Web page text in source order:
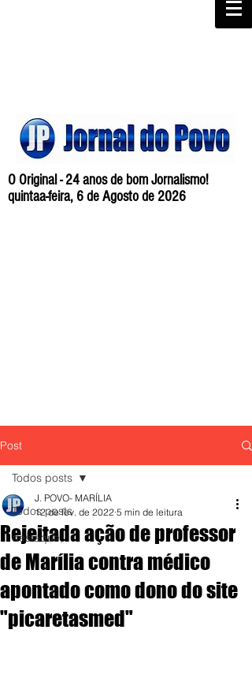
O Original - 24 anos de bom Jornalismo!
quintaa-feira, 6 de Agosto de 2026
Post
Todos posts
destaque,
Todos posts
Rejeitada ação de professor
de Marília contra médico
apontado como dono do site
"picaretasmed"
J. POVO- MARÍLIA
12 de fev. de 2022 5 min de leitura